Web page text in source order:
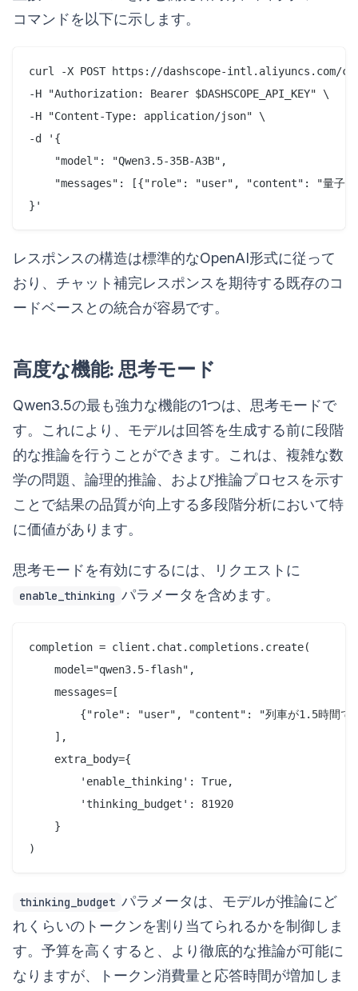
コマンドを以下に示します。
curl -X POST https://dashscope-intl.aliyuncs.com/
-H "Authorization: Bearer $DASHSCOPE_API_KEY" \
-H "Content-Type: application/json" \
-d '{
    "model": "Qwen3.5-35B-A3B",
"messages": [{"role": "user", "content": "量子コ
レスポンスの構造は標準的なOpenAI形式に従って
おり、チャット補完レスポンスを期待する既存のコ
ードベースとの統合が容易です。
高度な機能: 思考モード
Qwen3.5の最も強力な機能の1つは、思考モードで
す。これにより、モデルは回答を生成する前に段階
的な推論を行うことができます。これは、複雑な数
学の問題、論理的推論、および推論プロセスを示す
ことで結果の品質が向上する多段階分析において特
に価値があります。
思考モードを有効にするには、リクエストに
enable_thinking パラメータを含めます。
completion = client.chat.completions.create(
    model="qwen3.5-flash",
    messages=[
{"role": "user", "content": "列車が1.5時間で
    ],
    extra_body={
        'enable_thinking': True,
        'thinking_budget': 81920
    }
thinking_budget パラメータは、モデルが推論にど
れくらいのトークンを割り当てられるかを制御しま
す。予算を高くすると、より徹底的な推論が可能に
なりますが、トークン消費量と応答時間が増加しま